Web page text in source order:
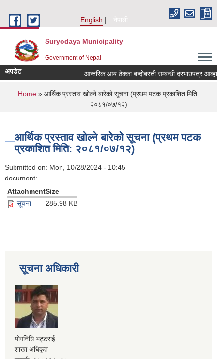
English
नेपाली
Suryodaya Municipality
Government of Nepal
अपडेट आन्तरिक आय ठेक्का बन्दोबस्ती सम्बन्धी दरभाउपत्र
You are here
Home » आर्थिक प्रस्ताव खोल्ने बारेको सूचना (प्रथम पटक प्रकाशित मिति:
२०८१/०७/१२)
आर्थिक प्रस्ताव खोल्ने बारेको सूचना (प्रथम पटक
प्रकाशित मिति: २०८१/०७/१२)
Submitted on: Mon, 10/28/2024 - 10:45
document:
AttachmentSize
सूचना
285.98 KB
सूचना अधिकारी
योगनिधि भट्टराई
शाखा अधिकृत